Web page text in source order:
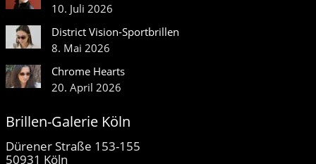
10. Juli 2026
District Vision-Sportbrillen
8. Mai 2026
Chrome Hearts
20. April 2026
Brillen-Galerie Köln
Dürener Straße 153-155
50931 Köln